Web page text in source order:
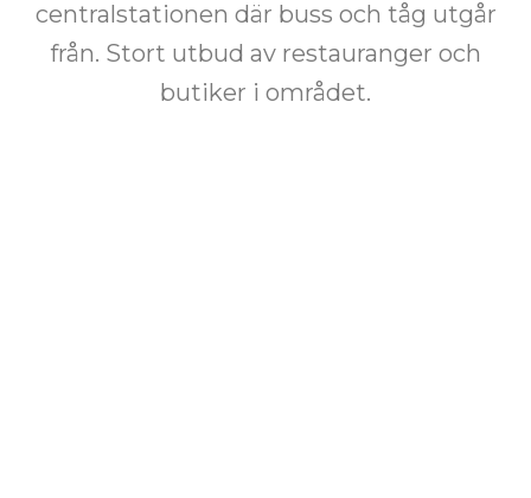
centralstationen där buss och tåg utgår
från. Stort utbud av restauranger och
butiker i området.